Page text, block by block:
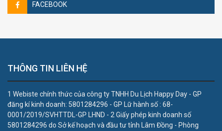
FACEBOOK
THÔNG TIN LIÊN HỆ
1 Webiste chính thức của công ty TNHH Du Lịch Happy Day - GP
đăng kí kinh doanh: 5801284296 - GP Lữ hành số : 68-
0001/2019/SVHTTDL-GP LHND - 2 Giấy phép kinh doanh số
5801284296 do Sở kế hoạch và đầu tư tỉnh Lâm Đồng - Phòng